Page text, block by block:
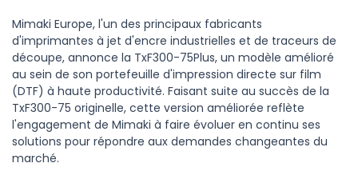
Mimaki Europe, l'un des principaux fabricants
d'imprimantes à jet d'encre industrielles et de traceurs de
découpe, annonce la TxF300-75Plus, un modèle amélioré
au sein de son portefeuille d'impression directe sur film
(DTF) à haute productivité. Faisant suite au succès de la
TxF300-75 originelle, cette version améliorée reflète
l'engagement de Mimaki à faire évoluer en continu ses
solutions pour répondre aux demandes changeantes du
marché.